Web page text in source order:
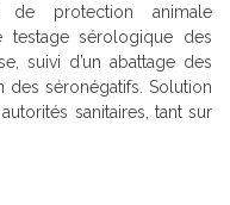
protection animale
testage sérologique des
suivi d’un abattage des
des séronégatifs. Solution
sanitaires, tant sur